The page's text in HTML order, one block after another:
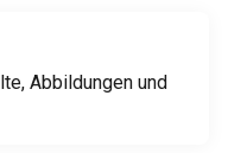
Abbildungen und